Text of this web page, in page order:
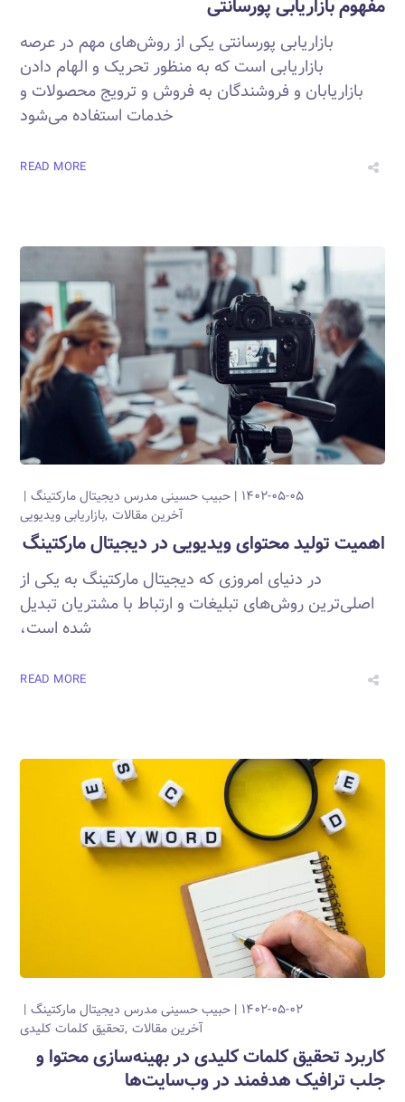
مفهوم بازاریابی پورسانتی
بازاریابی پورسانتی یکی از روش‌های مهم در عرصه
بازاریابی است که به منظور تحریک و الهام دادن
بازاریابان و فروشندگان به فروش و ترویج محصولات و
خدمات استفاده می‌شود
READ MORE
۱۴۰۲-۰۵-۰۵ حبیب حسینیمدرس دیجیتال مارکتینگ
آخرین مقالات بازاریابی ویدیویی
اهمیت تولید محتوای ویدیویی در دیجیتال مارکتینگ
در دنیای امروزی که دیجیتال مارکتینگ به یکی از
اصلی‌ترین روش‌های تبلیغات و ارتباط با مشتریان تبدیل
شده است،
READ MORE
۱۴۰۲-۰۵-۰۲ حبیب حسینیمدرس دیجیتال مارکتینگ
آخرین مقالات تحقیق کلمات کلیدی
کاربرد تحقیق کلمات کلیدی در بهینه‌سازی محتوا و
جلب ترافیک هدفمند در وب‌سایت‌ها